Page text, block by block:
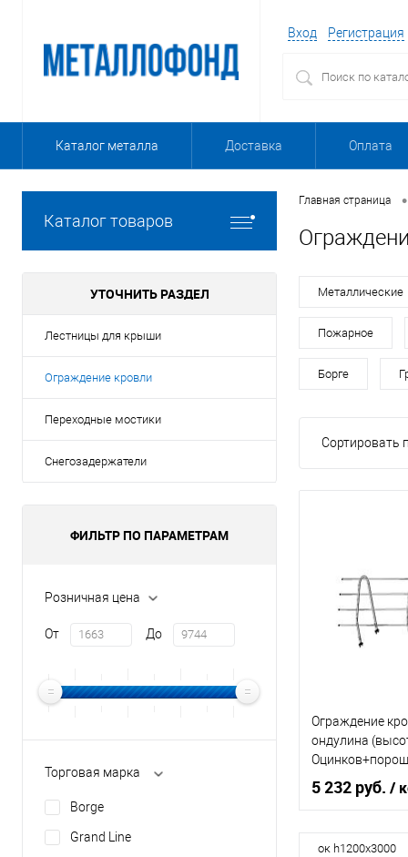
Вход Регистрация
Каталог металла Доставка Оплата
Каталог товаров
УТОЧНИТЬ РАЗДЕЛ
Лестницы для крыши
Ограждение кровли
Переходные мостики
Снегозадержатели
ФИЛЬТР ПО ПАРАМЕТРАМ
Розничная цена
От До
Торговая марка
Borge
Grand Line
Главная страница •
Металлические
Пожарное
Борге
Сортировать
Ограждение
ондулина
3000мм Металл
5 232 руб. /
Торговая марка
ок h1200х3000